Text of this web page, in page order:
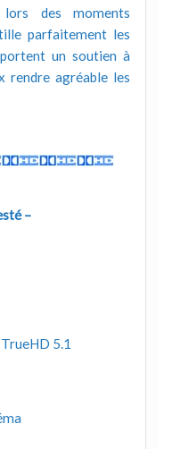
des moments
parfaitement les
un soutien à
rendre agréable les
–
5.1